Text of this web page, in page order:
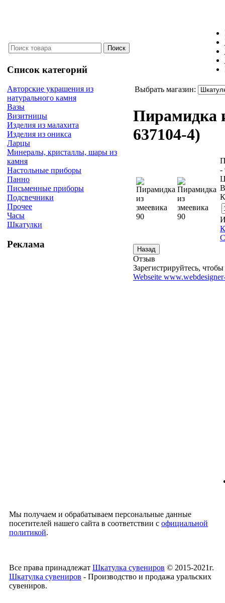
Список категорий
Авторские украшения из
натурального камня
Вазы
Визитницы
Изделия из малахита
Изделия из оникса
Ларцы
Минералы, кристаллы, шары из
камня
Настольные приборы
Панно
Письменные приборы
Подсвечники
Прочее
Часы
Шкатулки
Реклама
Выбрать магазин:
Пирамидка
637104-4)
-
Отзыв
Зарегистрируйтесь, чтобы
Webseite
Мы получаем и обрабатываем персональные данные
посетителей нашего сайта в соответствии с официальной
политикой.
Все права принадлежат Шкатулка сувениров © 2015-2021г.
Шкатулка сувениров - Производство и продажа уральских
сувениров.